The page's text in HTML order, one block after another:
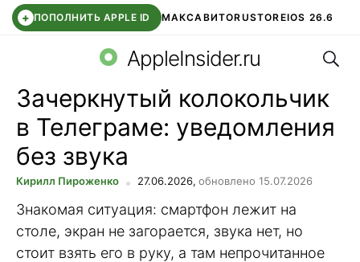
+ ПОПОЛНИТЬ APPLE ID МАКСАВИТОRUSTOREIOS 26.6
СБЕР КИДС ВТБ ОНЛАЙН ЧАТ В ROBLOX
AppleInsider.ru
Зачеркнутый колокольчик
в Телеграме: уведомления
без звука
Кирилл Пироженко 27.06.2026, обновлено 15.07.2026
Знакомая ситуация: смартфон лежит на
столе, экран не загорается, звука нет, но
стоит взять его в руку, а там непрочитанное